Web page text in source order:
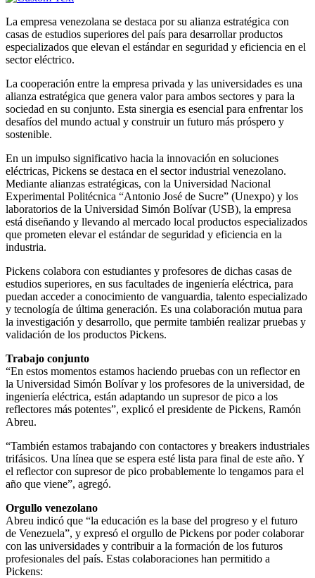
La empresa venezolana se destaca por su alianza estratégica con
casas de estudios superiores del país para desarrollar productos
especializados que elevan el estándar en seguridad y eficiencia en el
sector eléctrico.
La cooperación entre la empresa privada y las universidades es una
alianza estratégica que genera valor para ambos sectores y para la
sociedad en su conjunto. Esta sinergia es esencial para enfrentar los
desafíos del mundo actual y construir un futuro más próspero y
sostenible.
En un impulso significativo hacia la innovación en soluciones
eléctricas, Pickens se destaca en el sector industrial venezolano.
Mediante alianzas estratégicas, con la Universidad Nacional
Experimental Politécnica “Antonio José de Sucre” (Unexpo) y los
laboratorios de la Universidad Simón Bolívar (USB), la empresa
está diseñando y llevando al mercado local productos especializados
que prometen elevar el estándar de seguridad y eficiencia en la
industria.
Pickens colabora con estudiantes y profesores de dichas casas de
estudios superiores, en sus facultades de ingeniería eléctrica, para
puedan acceder a conocimiento de vanguardia, talento especializado
y tecnología de última generación. Es una colaboración mutua para
la investigación y desarrollo, que permite también realizar pruebas y
validación de los productos Pickens.
Trabajo conjunto
“En estos momentos estamos haciendo pruebas con un reflector en
la Universidad Simón Bolívar y los profesores de la universidad, de
ingeniería eléctrica, están adaptando un supresor de pico a los
reflectores más potentes”, explicó el presidente de Pickens, Ramón
Abreu.
“También estamos trabajando con contactores y breakers industriales
trifásicos. Una línea que se espera esté lista para final de este año. Y
el reflector con supresor de pico probablemente lo tengamos para el
año que viene”, agregó.
Orgullo venezolano
Abreu indicó que “la educación es la base del progreso y el futuro
de Venezuela”, y expresó el orgullo de Pickens por poder colaborar
con las universidades y contribuir a la formación de los futuros
profesionales del país. Estas colaboraciones han permitido a
Pickens: